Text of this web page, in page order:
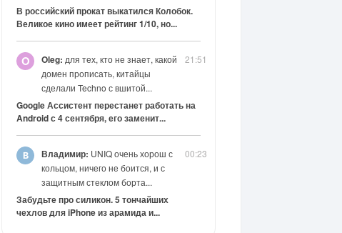
В российский прокат выкатился Колобок.
Великое кино имеет рейтинг 1/10, но...
21:51
O Oleg: для тех, кто не знает, какой
домен прописать, китайцы
сделали Techno с вшитой...
Google Ассистент перестанет работать на
Android с 4 сентября, его заменит...
00:23
Владимир: UNIQ очень хорош с
кольцом, ничего не боится, и с
защитным стеклом борта...
Забудьте про силикон. 5 тончайших
чехлов для iPhone из арамида и...